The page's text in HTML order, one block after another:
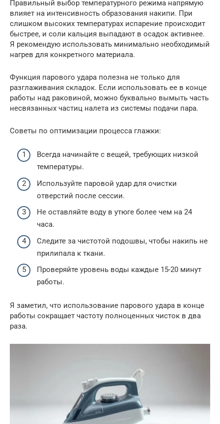
Правильный выбор температурного режима напрямую
влияет на интенсивность образования накипи. При
слишком высоких температурах испарение происходит
быстрее, и соли кальция выпадают в осадок активнее.
Я рекомендую использовать минимально необходимый
нагрев для конкретного материала.
Функция парового удара полезна не только для
разглаживания складок. Если использовать ее в конце
работы над раковиной, можно буквально вымыть часть
несвязанных частиц налета из системы подачи пара.
Советы по оптимизации процесса глажки:
Всегда начинайте с вещей, требующих низкой
температуры.
Используйте паровой удар для очистки
отверстий после сессии.
Не оставляйте воду в утюге более чем на 24
часа.
Следите за чистотой подошвы, чтобы накипь не
прилипала к ткани.
Проверяйте уровень воды каждые 15-20 минут
работы.
Я заметил, что использование парового удара в конце
работы сокращает частоту полноценных чисток в два
раза.